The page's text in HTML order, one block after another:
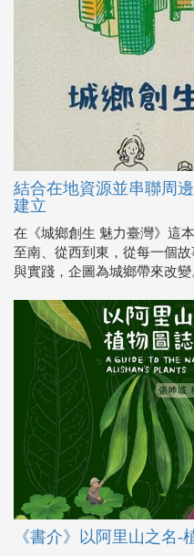
結合在地資源並串聯周
建立
在《城鄉創生 魅力臺灣》這
至南、從西到東，從每一個
與實踐，企圖為城鄉帶來改變
《書介》以阿里山之名-